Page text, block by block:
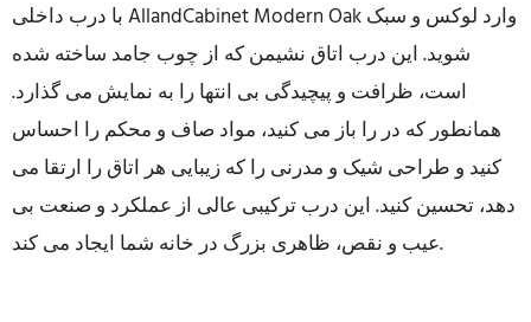
با درب داخلی AllandCabinet Modern Oak وارد لوکس و سبک
شوید. این درب اتاق نشیمن که از چوب جامد ساخته شده
است، ظرافت و پیچیدگی بی انتها را به نمایش می گذارد.
همانطور که در را باز می کنید، مواد صاف و محکم را احساس
کنید و طراحی شیک و مدرنی را که زیبایی هر اتاق را ارتقا می
دهد، تحسین کنید. این درب ترکیبی عالی از عملکرد و صنعت بی
عیب و نقص، ظاهری بزرگ در خانه شما ایجاد می کند.